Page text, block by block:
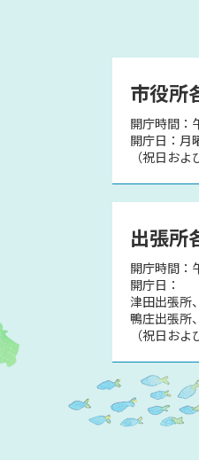
市役所
開庁時間：
開庁日：月
（祝日お
出張所
開庁時間：
開庁日：
津田出張所
鴨庄出張所
（祝日お